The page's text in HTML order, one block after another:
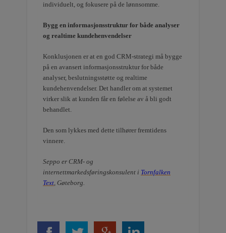
individuelt, og fokusere på de lønnsomme.
Bygg en informasjonsstruktur for både analyser
og realtime kundehenvendelser
Konklusjonen er at en god CRM-strategi må bygge
på en avansert informasjonsstruktur for både
analyser, beslutningsstøtte og realtime
kundehenvendelser. Det handler om at systemet
virker slik at kunden får en følelse av å bli godt
behandlet.
Den som lykkes med dette tilhører fremtidens
vinnere.
Seppo er CRM- og
internettmarkedsføringskonsulent i Tornfalken
Text, Gøteborg.